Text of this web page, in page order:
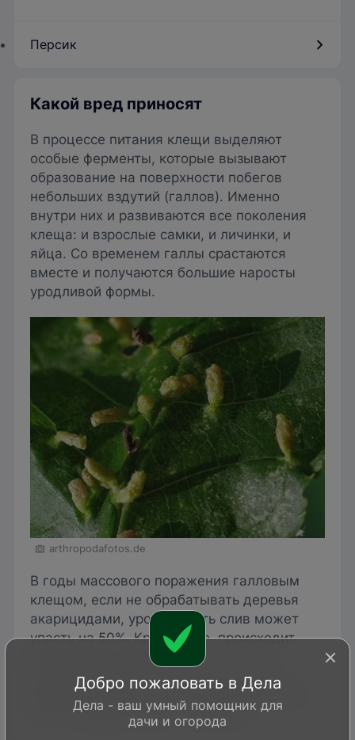
Персик
Какой вред приносят
В процессе питания клещи выделяют
особые ферменты, которые вызывают
образование на поверхности побегов
небольших вздутий (галлов). Именно
внутри них и развиваются все поколения
клеща: и взрослые самки, и личинки, и
яйца. Со временем галлы срастаются
вместе и получаются большие наросты
уродливой формы.
arthropodafotos.de
В годы массового поражения галловым
клещом, если не обрабатывать деревья
акарицидами, урожайность слив может
упасть на 50%. Кроме того, происходит
ослабление побегов – они
останавливаются в росте и засыхают,
завязи опадают. Без обработок в течение
3-6 лет дерево может погибнуть.
Добро пожаловать в Дела
Дела - ваш умный помощник для
дачи и огорода